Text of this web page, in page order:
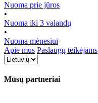
Nuoma prie jūros
•
Nuoma iki 3 valandų
•
Nuoma mėnesiui
Apie mus Paslaugų teikėjams
Mūsų partneriai